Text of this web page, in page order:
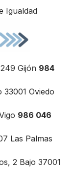
Igualdad
Gijón 984
33001 Oviedo
986 046
Las Palmas
2 Bajo 37001